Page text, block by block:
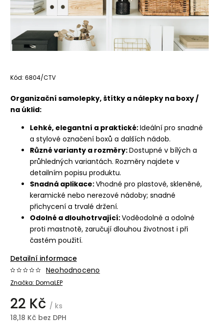
Kód: 6804/CTV
Organizační samolepky, štítky a nálepky na boxy /
na úklid:
Lehké, elegantní a praktické:Ideální pro snadné
a stylové označení boxů a dalších nádob.
Různé varianty a rozměry:Dostupné v bílých a
průhledných variantách. Rozměry najdete v
detailním popisu produktu.
Snadná aplikace:Vhodné pro plastové, skleněné,
keramické nebo nerezové nádoby; snadné
přichycení a trvalé držení.
Odolné a dlouhotrvající:Voděodolné a odolné
proti mastnotě, zaručují dlouhou životnost i při
častém použití.
Detailní informace
Značka: DomaLEP
Neohodnoceno
22 Kč / ks
18,18 Kč bez DPH